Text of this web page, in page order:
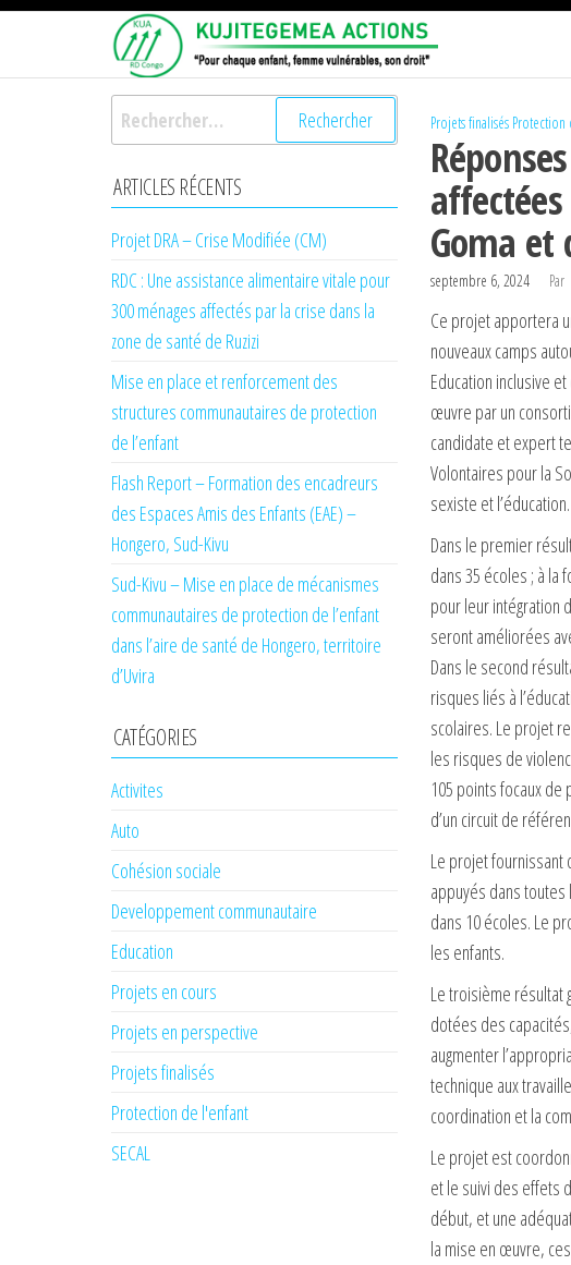
Passer
contenu
ACTIONS
enfant,
vulnérables,
son droit
Projets finalisés Protection
Goma et
septembre 6, 2024 Par
Ce projet apportera
nouveaux camps
Education inclusive
œuvre par un
candidate et expert
Volontaires pour la
sexiste et l’éducation.
Dans le premier
dans 35 écoles ; à
pour leur intégration
seront améliorées
Dans le second
risques liés à
scolaires. Le projet
les risques de
105 points focaux
d’un circuit de
Le projet fournissant
appuyés dans
dans 10 écoles. Le
les enfants.
Le troisième résultat
dotées des
augmenter
technique aux
coordination et la
Le projet est
et le suivi des effets
début, et une
la mise en œuvre,
Rechercher :
ARTICLES RÉCENTS
Projet DRA – Crise Modifiée (CM)
RDC : Une assistance alimentaire vitale pour
300 ménages affectés par la crise dans la
zone de santé de Ruzizi
Mise en place et renforcement des
structures communautaires de protection
de l’enfant
Flash Report – Formation des encadreurs
des Espaces Amis des Enfants (EAE) –
Hongero, Sud-Kivu
Sud-Kivu – Mise en place de mécanismes
communautaires de protection de l’enfant
dans l’aire de santé de Hongero, territoire
d’Uvira
CATÉGORIES
Activites
Auto
Cohésion sociale
Developpement communautaire
Education
Projets en cours
Projets en perspective
Projets finalisés
Protection de l'enfant
SECAL